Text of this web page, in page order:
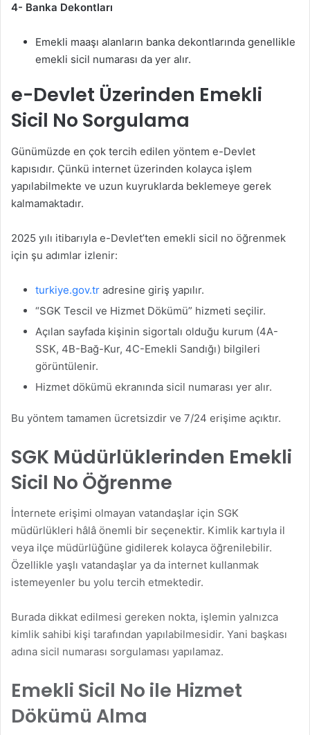
4- Banka Dekontları
Emekli maaşı alanların banka dekontlarında genellikle
emekli sicil numarası da yer alır.
e-Devlet Üzerinden Emekli
Sicil No Sorgulama
Günümüzde en çok tercih edilen yöntem e-Devlet
kapısıdır. Çünkü internet üzerinden kolayca işlem
yapılabilmekte ve uzun kuyruklarda beklemeye gerek
kalmamaktadır.
2025 yılı itibarıyla e-Devlet’ten emekli sicil no öğrenmek
için şu adımlar izlenir:
turkiye.gov.tr adresine giriş yapılır.
“SGK Tescil ve Hizmet Dökümü” hizmeti seçilir.
Açılan sayfada kişinin sigortalı olduğu kurum (4A-
SSK, 4B-Bağ-Kur, 4C-Emekli Sandığı) bilgileri
görüntülenir.
Hizmet dökümü ekranında sicil numarası yer alır.
Bu yöntem tamamen ücretsizdir ve 7/24 erişime açıktır.
SGK Müdürlüklerinden Emekli
Sicil No Öğrenme
İnternete erişimi olmayan vatandaşlar için SGK
müdürlükleri hâlâ önemli bir seçenektir. Kimlik kartıyla il
veya ilçe müdürlüğüne gidilerek kolayca öğrenilebilir.
Özellikle yaşlı vatandaşlar ya da internet kullanmak
istemeyenler bu yolu tercih etmektedir.
Burada dikkat edilmesi gereken nokta, işlemin yalnızca
kimlik sahibi kişi tarafından yapılabilmesidir. Yani başkası
adına sicil numarası sorgulaması yapılamaz.
Emekli Sicil No ile Hizmet
Dökümü Alma